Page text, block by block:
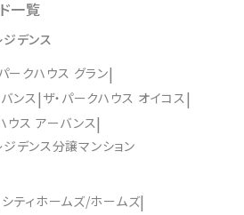
一覧
デンス
ークハウス グラン
ンス ザ・パークハウス オイコス
ウス アーバンス
デンス分譲マンション
シティホームズ/ホームズ